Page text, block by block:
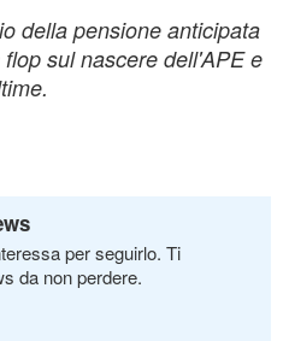
della pensione anticipata
sul nascere dell'APE e
per seguirlo. Ti
da non perdere.